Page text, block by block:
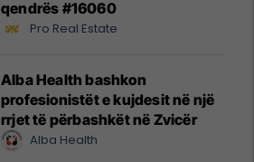
qendrës #16060
Pro Real Estate
Alba Health bashkon
profesionistët e kujdesit në një
rrjet të përbashkët në Zvicër
Alba Health